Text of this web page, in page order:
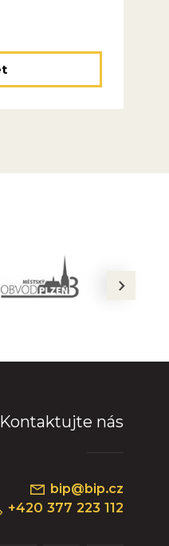
next
Kontaktujte nás
bip@bip.cz
+420 377 223 112